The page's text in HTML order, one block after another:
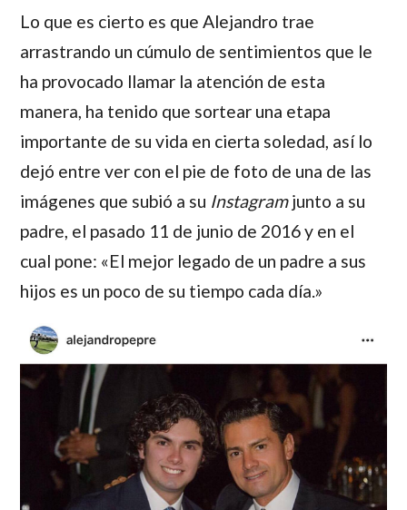
Lo que es cierto es que Alejandro trae
arrastrando un cúmulo de sentimientos que le
ha provocado llamar la atención de esta
manera, ha tenido que sortear una etapa
importante de su vida en cierta soledad, así lo
dejó entre ver con el pie de foto de una de las
imágenes que subió a su Instagramjunto a su
padre, el pasado 11 de junio de 2016 y en el
cual pone: «El mejor legado de un padre a sus
hijos es un poco de su tiempo cada día.»